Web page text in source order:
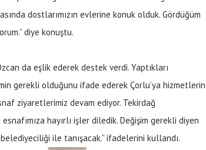
dostlarımızın evlerine konuk olduk. Gördüğüm
diye konuştu.
da eşlik ederek destek verdi. Yaptıkları
gerekli olduğunu ifade ederek Çorlu’ya hizmetlerin
ziyaretlerimiz devam ediyor. Tekirdağ
hayırlı işler diledik. Değişim gerekli diyen
ile tanışacak.” ifadelerini kullandı.